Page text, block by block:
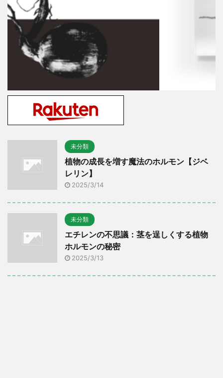
未分類
植物の成長を増す魔法のホルモン【ジベ
レリン】
2025/3/14
未分類
エチレンの不思議：茎を逞しくする植物
ホルモンの秘密
2025/3/13